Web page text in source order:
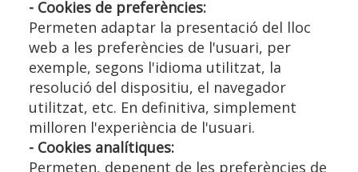
- Cookies de preferències:
Permeten adaptar la presentació del lloc
web a les preferències de l'usuari, per
exemple, segons l'idioma utilitzat, la
resolució del dispositiu, el navegador
utilitzat, etc. En definitiva, simplement
milloren l'experiència de l'usuari.
- Cookies analítiques:
Permeten, depenent de les preferències de